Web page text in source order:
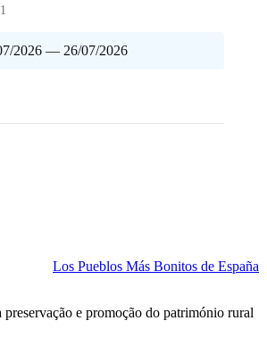
2026 — 26/07/2026
Los Pueblos Más Bonitos de España
preservação e promoção do património rural